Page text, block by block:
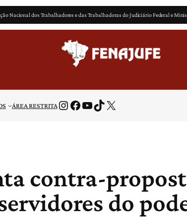
Nacional dos Trabalhadores e das Trabalhadoras do Judiciário Federal e
ÁREA RESTRITAInstagram Facebook Youtube TikTok X
contra-
do